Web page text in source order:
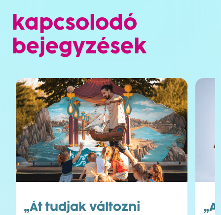
kapcsolodó
bejegyzések
„Át tudjak változni